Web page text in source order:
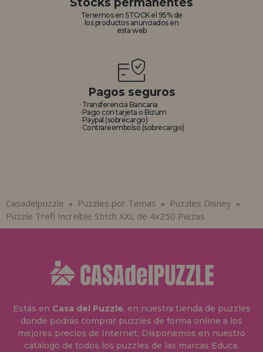
Tenemos en STOCK el 95% de
los productos anunciados en
esta web
Pagos seguros
· Transferencia Bancaria
· Pago con tarjeta o Bizum
· Paypal (sobrecargo)
· Contrareembolso (sobrecargo)
Casadelpuzzle » Puzzles por Temas » Puzzles Disney »
Puzzle Trefl Increíble Stitch XXL de 4x250 Piezas
Estás en Casa del Puzzle, en nuestra tienda de puzzles
donde podrás comprar puzzles de forma online a los
mejores precios de Internet. Disponemos en nuestro
catálogo de todos los puzzles de las marcas Educa,